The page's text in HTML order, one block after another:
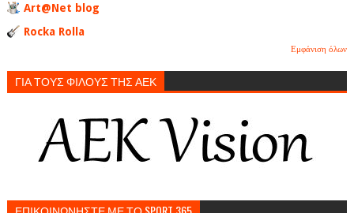
Art@Net blog
Rocka Rolla
Εμφάνιση όλων
ΓΙΑ ΤΟΥΣ ΦΙΛΟΥΣ ΤΗΣ ΑΕΚ